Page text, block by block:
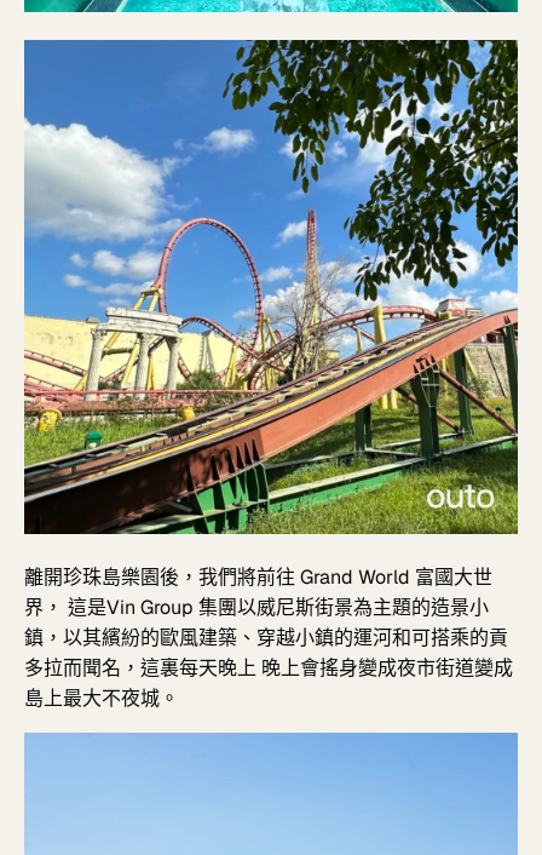
離開珍珠島樂園後，我們將前往 Grand World 富國大世
界， 這是Vin Group 集團以威尼斯街景為主題的造景小
鎮，以其繽紛的歐風建築、穿越小鎮的運河和可搭乘的貢
多拉而聞名，這裏每天晚上 晚上會搖身變成夜市街道變成
島上最大不夜城。